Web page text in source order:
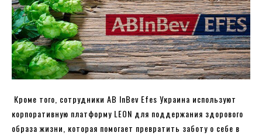
Кроме того, сотрудники AB InBev Efes Украина используют
корпоративную платформу LEON для поддержания здорового
образа жизни, которая помогает превратить заботу о себе в